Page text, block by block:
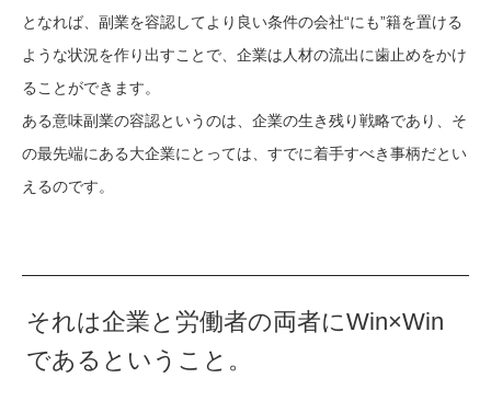
となれば、副業を容認してより良い条件の会社“にも”籍を置ける
ような状況を作り出すことで、企業は人材の流出に歯止めをかけ
ることができます。
ある意味副業の容認というのは、企業の生き残り戦略であり、そ
の最先端にある大企業にとっては、すでに着手すべき事柄だとい
えるのです。
それは企業と労働者の両者にWin×Win
であるということ。